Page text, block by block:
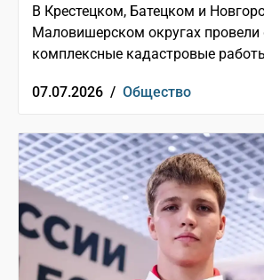
В Крестецком, Батецком и
Маловишерском округах
комплексные кадастровые
07.07.2026 / Общество